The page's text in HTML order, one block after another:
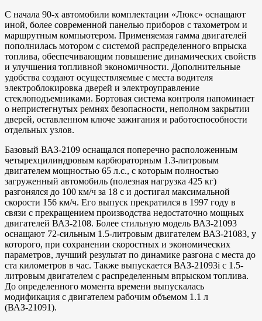
С начала 90-х автомобили комплектации «Люкс» оснащают
иной, более современной панелью приборов с тахометром и
маршрутным компьютером. Применяемая гамма двигателей
пополнилась мотором с системой распределенного впрыска
топлива, обеспечивающим повышение динамических свойств
и улучшения топливной экономичности. Дополнительные
удобства создают осуществляемые с места водителя
электроблокировка дверей и электроуправление
стеклоподъемниками. Бортовая система контроля напоминает
о непристегнутых ремнях безопасности, неполном закрытии
дверей, оставленном ключе зажигания и работоспособности
отдельных узлов.
Базовый ВАЗ-2109 оснащался поперечно расположенным
четырехцилиндровым карбюраторным 1.3-литровым
двигателем мощностью 65 л.с., с которым полностью
загруженный автомобиль (полезная нагрузка 425 кг)
разгонялся до 100 км/ч за 18 с и достигал максимальной
скорости 156 км/ч. Его выпуск прекратился в 1997 году в
связи с прекращением производства недостаточно мощных
двигателей ВАЗ-2108. Более стильную модель ВАЗ-21093
оснащают 72-сильным 1.5-литровым двигателем ВАЗ-21083, у
которого, при сохранении скоростных и экономических
параметров, лучший результат по динамике разгона с места до
ста километров в час. Также выпускается ВАЗ-21093i с 1.5-
литровым двигателем с распределенным впрыском топлива.
До определенного момента времени выпускалась
модификация с двигателем рабочим объемом 1.1 л
(ВАЗ-21091).